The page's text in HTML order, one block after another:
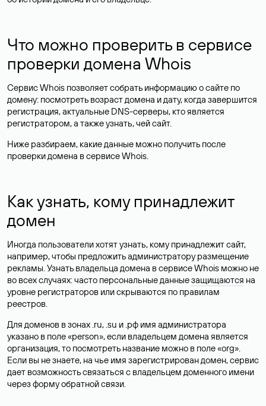
Что можно проверить в сервисе
проверки домена Whois
Сервис Whois позволяет собрать информацию о сайте по
домену: посмотреть возраст домена и дату, когда завершится
регистрация, актуальные DNS-серверы, кто является
регистратором, а также узнать, чей сайт.
Ниже разбираем, какие данные можно получить после
проверки домена в сервисе Whois.
Как узнать, кому принадлежит
домен
Иногда пользователи хотят узнать, кому принадлежит сайт,
например, чтобы предложить администратору размещение
рекламы. Узнать владельца домена в сервисе Whois можно не
во всех случаях: часто персональные данныезащищаются на
уровне регистраторов или скрываются по правилам
реестров.
Для доменов в зонах .ru, .su и .рф имя администратора
указано в поле «person», если владельцем домена является
организация, то посмотреть название можно в поле «org».
Если вы не знаете, на чье имя зарегистрирован домен, сервис
дает возможность связаться с владельцем доменного имени
через форму обратной связи.